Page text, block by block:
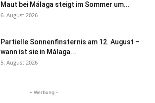
Maut bei Málaga steigt im Sommer um...
6. August 2026
Partielle Sonnenfinsternis am 12. August –
wann ist sie in Málaga...
5. August 2026
- Werbung -